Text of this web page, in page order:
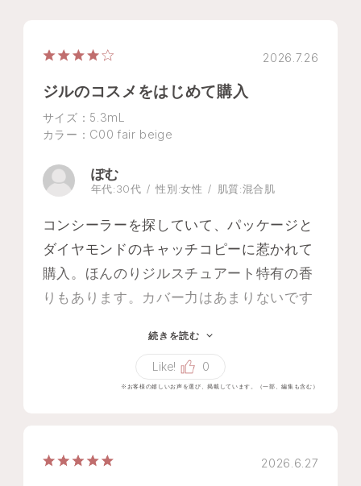
2026.7.26
ジルのコスメをはじめて購入
サイズ：5.3mL
カラー：C00 fair beige
ぽむ
年代:30代 性別:女性 肌質:混合肌
コンシーラーを探していて、パッケージと
ダイヤモンドのキャッチコピーに惹かれて
購入。ほんのりジルスチュアート特有の香
りもあります。カバー力はあまりないです
な気がします。コンシーラーとしては高い
かなと思いましたが、パッケージが可愛く
て毎日使っていて気分が上がるので満足で
続きを読む
Like! 0
※お客様の嬉しいお声を選び、掲載しています。（一部、編集も含む）
2026.6.27